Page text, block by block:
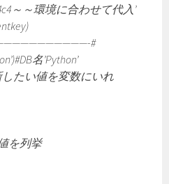
～～環境に合わせて代入’
#
名’Python’
したい値を変数にいれ
を列挙